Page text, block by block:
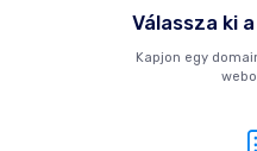
Válassza ki
Kapjon egy